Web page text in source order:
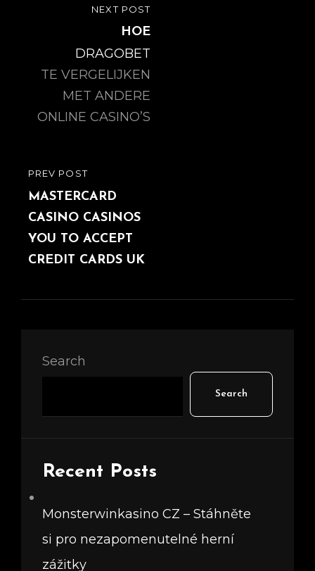
PREVIOUS
POST
PREV POST
MASTERCARD
CASINO CASINOS
YOU TO ACCEPT
CREDIT CARDS UK
NEXT POST
HOE
DRAGOBET
TE VERGELIJKEN
MET ANDERE
ONLINE CASINO’S
Search
Search
Recent Posts
Monsterwinkasino CZ – Stáhněte
si pro nezapomenutelné herní
zážitky